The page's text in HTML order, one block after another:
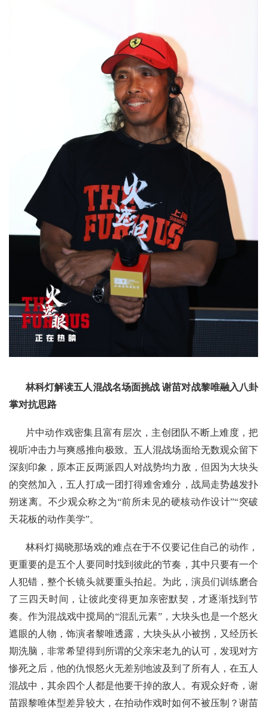
林科灯解读五人混战名场面挑战 谢苗对战黎唯融入八卦
掌对抗思路
片中动作戏密集且富有层次，主创团队不断上难度，把
视听冲击力与爽感推向极致。五人混战场面给无数观众留下
深刻印象，原本正反两派四人对战势均力敌，但因为大块头
的突然加入，五人打成一团打得难舍难分，战局走势越发扑
朔迷离。不少观众称之为“前所未见的硬核动作设计”“突破
天花板的动作美学”。
林科灯揭晓那场戏的难点在于不仅要记住自己的动作，
更重要的是五个人要同时找到彼此的节奏，其中只要有一个
人犯错，整个长镜头就要重头拍起。为此，演员们训练磨合
了三四天时间，让彼此变得更加亲密默契，才逐渐找到节
奏。作为混战戏中搅局的“混乱元素”，大块头也是一个怒火
遮眼的人物，饰演者黎唯透露，大块头从小被拐，又经历长
期洗脑，非常希望得到所谓的父亲宋老九的认可，发现对方
惨死之后，他的仇恨怒火无差别地波及到了所有人，在五人
混战中，其余四个人都是他要干掉的敌人。有观众好奇，谢
苗跟黎唯体型差异较大，在拍动作戏时如何不被压制？谢苗